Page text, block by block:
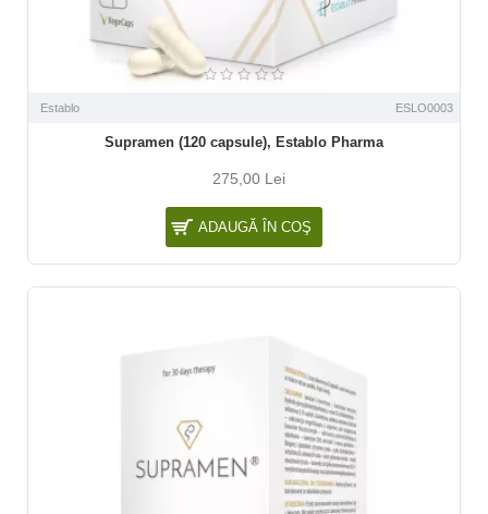
Establo ESLO0003
Supramen (120 capsule), Establo Pharma
275,00 Lei
ADAUGĂ ÎN COŞ